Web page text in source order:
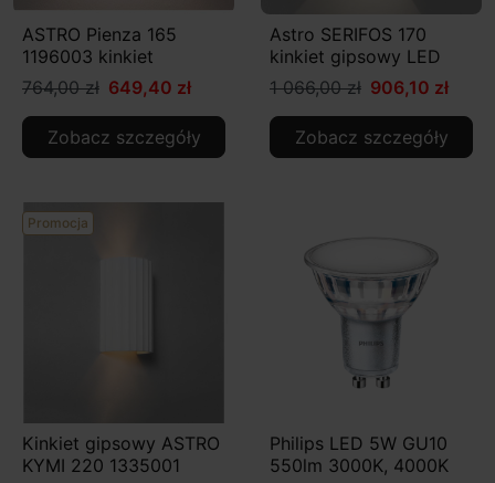
ASTRO Pienza 165
1196003 kinkiet
764,00 zł 649,40 zł
Zobacz szczegóły
Astro SERIFOS 170
kinkiet gipsowy LED
1 066,00 zł 906,10 zł
Zobacz szczegóły
Promocja
Kinkiet gipsowy ASTRO
KYMI 220 1335001
Philips LED 5W GU10
550lm 3000K, 4000K